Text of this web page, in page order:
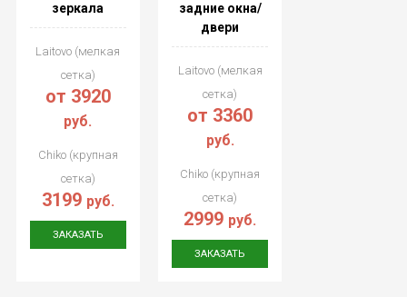
зеркала
Laitovo (мелкая
сетка)
от 3920
руб.
Chiko (крупная
сетка)
3199 руб.
ЗАКАЗАТЬ
задние окна/
двери
Laitovo (мелкая
сетка)
от 3360
руб.
Chiko (крупная
сетка)
2999 руб.
ЗАКАЗАТЬ